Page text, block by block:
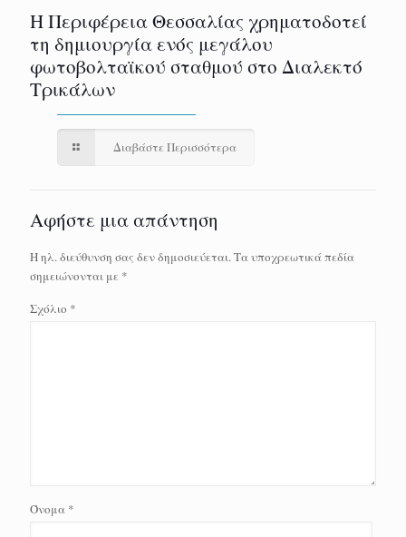
H Περιφέρεια Θεσσαλίας χρηματοδοτεί
τη δημιουργία ενός μεγάλου
φωτοβολταϊκού σταθμού στο Διαλεκτό
Τρικάλων
Διαβάστε Περισσότερα
Αφήστε μια απάντηση
Η ηλ. διεύθυνση σας δεν δημοσιεύεται.Τα υποχρεωτικά πεδία
σημειώνονται με *
Σχόλιο *
Όνομα *